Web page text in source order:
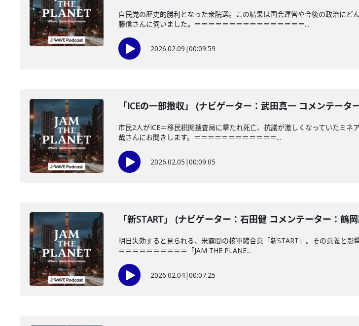
自民党の歴史的勝利となった衆院選。この結果は国会運営や今後の政治に
藤信さんに伺いました。＝＝＝＝＝＝＝＝＝＝＝＝＝＝＝＝...
2026.02.09 |00:09:59
「ICEの一部撤収」 (ナビゲーター：武田真一 コメンテー
市民2人がICE＝移民税関捜査局に撃たれ死亡、抗議が激しくなっていたミ
哉さんにお聞きします。＝＝＝＝＝＝＝＝＝＝＝＝...
2026.02.05 |00:09:05
「新START」 (ナビゲーター：石田健 コメンテーター：鶴
明日失効すると見られる、米露間の核軍縮合意「新START」。その意義と
＝＝＝＝＝＝＝＝＝＝「JAM THE PLANE...
2026.02.04|00:07:25